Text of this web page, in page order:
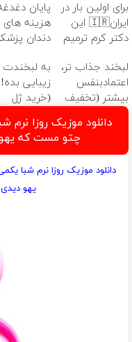
برای اولین بار در
ایران🇮🇷 این
دکتر کرم ترمیم
ساخت!
پایان
هزینه های
دندان
کننده خانگی
لبخند جذاب تر،
اعتمادبنفس
بیشتر (تخفیف
تا امشب)
به لبخندت
زیبایی بده!
(خرید ژل
دندان
با40%تخفیف)
دانلود موزیک روزا
چتو مست که
دانلود موزیک روزا نرم
یهو